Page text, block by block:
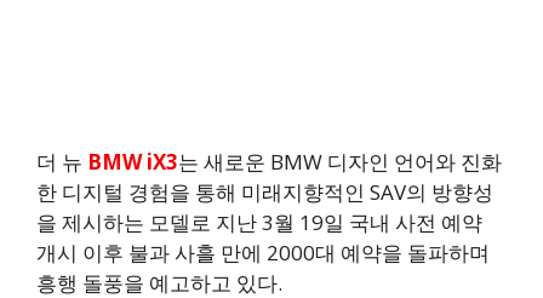
더 뉴 BMW iX3는 새로운 BMW 디자인 언어와 진화
한 디지털 경험을 통해 미래지향적인 SAV의 방향성
을 제시하는 모델로 지난 3월 19일 국내 사전 예약
개시 이후 불과 사흘 만에 2000대 예약을 돌파하며
흥행 돌풍을 예고하고 있다.